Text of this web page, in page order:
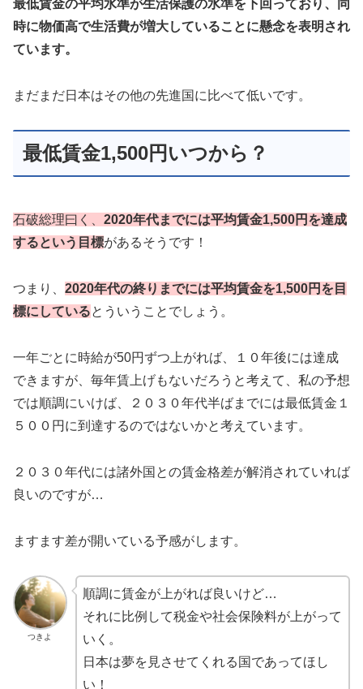
最低賃金の平均水準が生活保護の水準を下回っており、同
時に物価高で生活費が増大していることに懸念を表明され
ています。
まだまだ日本はその他の先進国に比べて低いです。
最低賃金1,500円いつから？
石破総理曰く、 2020年代までには平均賃金1,500円を達成
するという目標があるそうです！
つまり、 2020年代の終りまでには平均賃金を1,500円を目
標にしているとういうことでしょう。
一年ごとに時給が50円ずつ上がれば、１０年後には達成
できますが、毎年賃上げもないだろうと考えて、私の予想
では順調にいけば、２０３０年代半ばまでには最低賃金１
５００円に到達するのではないかと考えています。
２０３０年代には諸外国との賃金格差が解消されていれば
良いのですが…
ますます差が開いている予感がします。
つきよ
順調に賃金が上がれば良いけど…
それに比例して税金や社会保険料が上がって
いく。
日本は夢を見させてくれる国であってほし
い！